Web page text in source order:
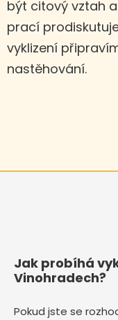
být citový vztah
prací
vyklizení
nastěhování.
Jak probíhá
Vinohradech?
Pokud jste se